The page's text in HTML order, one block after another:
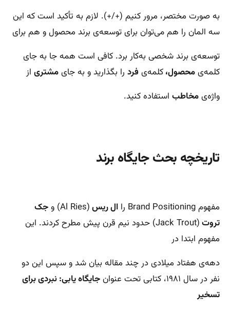
به صورت مختصر، مرور کنیم (+/+). لازم به تأکید است که این
سه المان را هم می‌توان برای توسعه‌ی برند محصول و هم برای
توسعه‌‌ی برند شخصی به‌کار برد. کافی است همه جا به جای
کلمه‌یمحصول،کلمه‌ی فرد را بگذارید و به جایمشتری از
واژه‌یمخاطب استفاده کنید.
تاریخچه بحث جایگاه برند
مفهوم Brand Positioning را ال ریس(Al Ries) و
جک
تروت
(Jack Trout) حدود نیم قرن پیش مطرح کردند. این
مفهوم ابتدا در
دهه‌ی هفتاد میلادی در چند مقاله بیان شد و سپس این دو
نفر در سال ۱۹۸۱، کتابی تحت عنوان
جایگاه یابی: نبردی برای
تسخیر